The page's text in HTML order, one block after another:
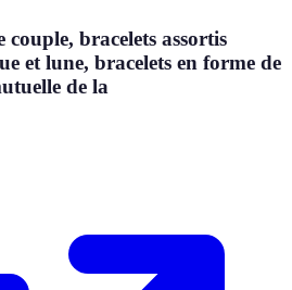
couple, bracelets assortis
et lune, bracelets en forme de
de la